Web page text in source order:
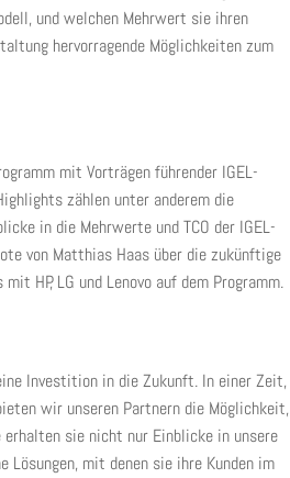
und welchen Mehrwert sie ihren
hervorragende Möglichkeiten zum
mit Vorträgen führender IGEL-
zählen unter anderem die
in die Mehrwerte und TCO der IGEL-
von Matthias Haas über die zukünftige
HP, LG und Lenovo auf dem Programm.
Investition in die Zukunft. In einer Zeit,
wir unseren Partnern die Möglichkeit,
erhalten sie nicht nur Einblicke in unsere
Lösungen, mit denen sie ihre Kunden im